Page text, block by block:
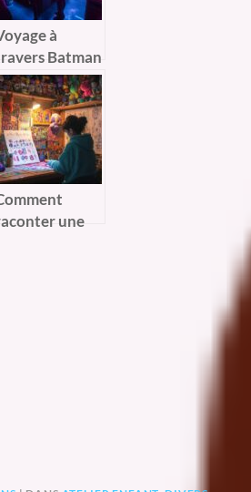
à
Batman
:
d’escape
à Paris
une